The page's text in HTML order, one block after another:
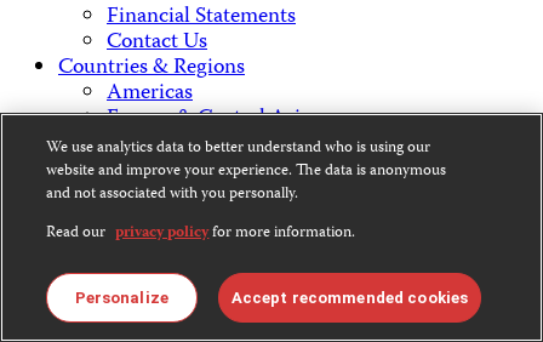
Financial Statements
Contact Us
Countries & Regions
Americas
Europe & Central Asia
Middle East & North Africa
Africa
Asia
Contact Us
We use analytics data to better understand who is using our
website and improve your experience. The data is anonymous
and not associated with you personally.
Read our privacy policyfor more information.
Personalize Accept recommended cookies